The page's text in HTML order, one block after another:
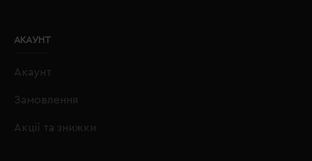
АКАУНТ
Акаунт
Замовлення
Акції та знижки